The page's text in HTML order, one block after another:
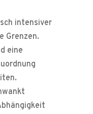
intensiver
Grenzen.
eine